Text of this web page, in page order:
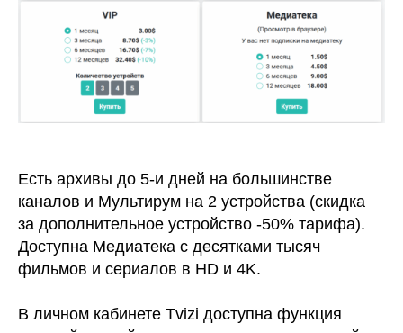
Есть архивы до 5-и дней на большинстве
каналов и Мультирум на 2 устройства (скидка
за дополнительное устройство -50% тарифа).
Доступна Медиатека с десятками тысяч
фильмов и сериалов в HD и 4K.
В личном кабинете Tvizi доступна функция